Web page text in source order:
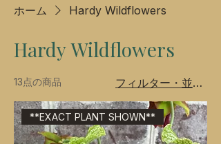
ホーム Hardy Wildflowers
Hardy Wildflowers
13点の商品 フィルター・並び替え
**EXACT PLANT SHOWN**